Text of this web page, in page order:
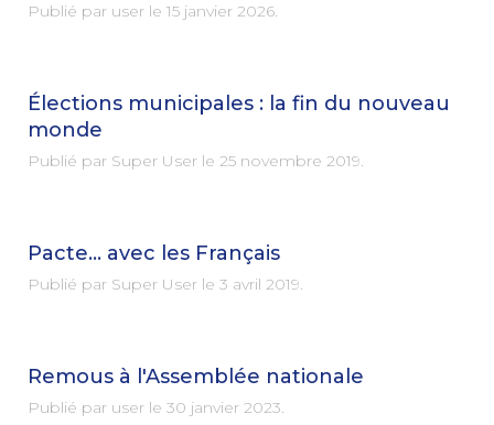
Publié par user le 15 janvier 2026.
Élections municipales : la fin du nouveau
monde
Publié par Super User le 25 novembre 2019.
Pacte… avec les Français
Publié par Super User le 3 avril 2019.
Remous à l'Assemblée nationale
Publié par user le 30 janvier 2023.